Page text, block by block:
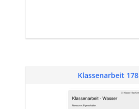
Klassenarbeit 178